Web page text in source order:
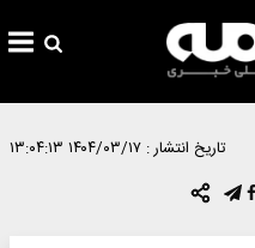
تاریخ انتشار : ۱۴۰۴/۰۳/۱۷ ۱۳:۰۴:۱۳